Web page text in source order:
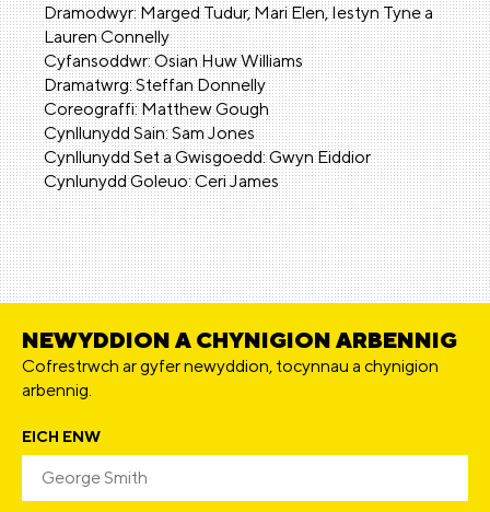
Dramodwyr: Marged Tudur, Mari Elen, Iestyn Tyne a
Lauren Connelly
Cyfansoddwr: Osian Huw Williams
Dramatwrg: Steffan Donnelly
Coreograffi: Matthew Gough
Cynllunydd Sain: Sam Jones
Cynllunydd Set a Gwisgoedd: Gwyn Eiddior
Cynlunydd Goleuo: Ceri James
NEWYDDION A CHYNIGION ARBENNIG
Cofrestrwch ar gyfer newyddion, tocynnau a chynigion
arbennig.
EICH ENW